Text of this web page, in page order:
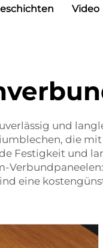
Video
und
die
Festigkeit und
eine